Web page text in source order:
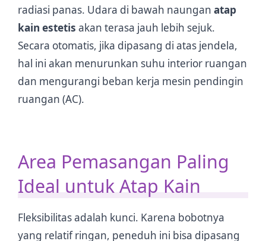
radiasi panas. Udara di bawah naungan atap
kain estetis akan terasa jauh lebih sejuk.
Secara otomatis, jika dipasang di atas jendela,
hal ini akan menurunkan suhu interior ruangan
dan mengurangi beban kerja mesin pendingin
ruangan (AC).
Area Pemasangan Paling
Ideal untuk Atap Kain
Fleksibilitas adalah kunci. Karena bobotnya
yang relatif ringan, peneduh ini bisa dipasang